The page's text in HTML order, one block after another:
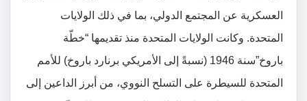
العسكرية عن المجتمع الدولي، بما في ذلك الولايات
المتحدة. وكانت الولايات المتحدة منذ تقديمها “خطّة
باروخ”سنة 1946 (نسبةً إلى الأمريكي برنارد باروخ) للأمم
المتحدة للسيطرة على التسلح النووي، من أبرز الداعين إلى